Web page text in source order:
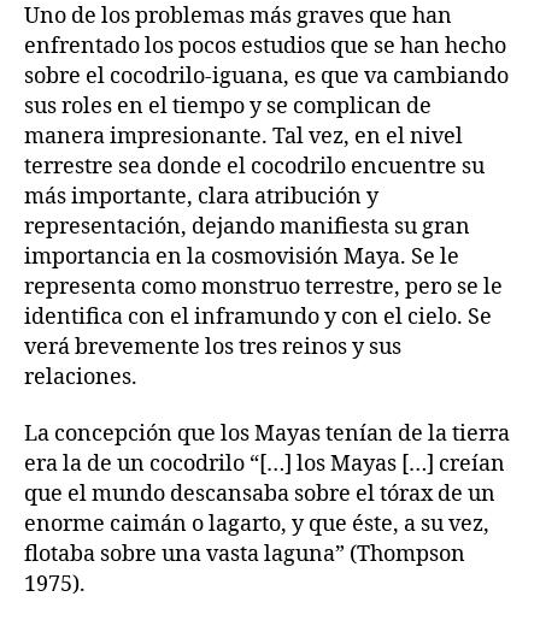
Uno de los problemas más graves que han
enfrentado los pocos estudios que se han hecho
sobre el cocodrilo-iguana, es que va cambiando
sus roles en el tiempo y se complican de
manera impresionante. Tal vez, en el nivel
terrestre sea donde el cocodrilo encuentre su
más importante, clara atribución y
representación, dejando manifiesta su gran
importancia en la cosmovisión Maya. Se le
representa como monstruo terrestre, pero se le
identifica con el inframundo y con el cielo. Se
verá brevemente los tres reinos y sus
relaciones.
La concepción que los Mayas tenían de la tierra
era la de un cocodrilo “[…] los Mayas […] creían
que el mundo descansaba sobre el tórax de un
enorme caimán o lagarto, y que éste, a su vez,
flotaba sobre una vasta laguna” (Thompson
1975).